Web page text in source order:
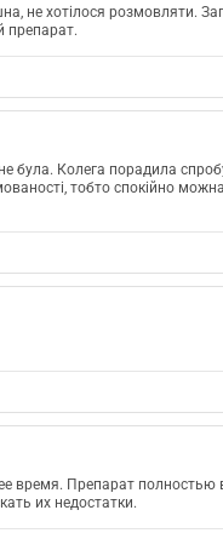
не хотілося розмовляти.
препарат.
була. Колега порадила
тобто спокійно
время. Препарат полностью
их недостатки.